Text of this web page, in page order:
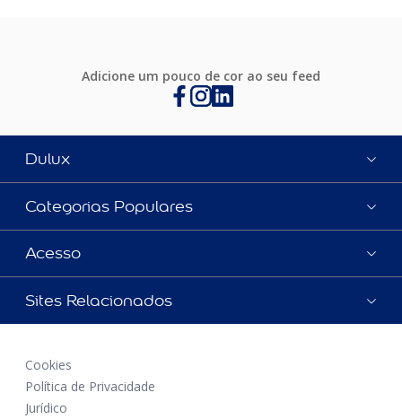
Adicione um pouco de cor ao seu feed
Dulux
Categorias Populares
Acesso
Sites Relacionados
Cookies
Política de Privacidade
Jurídico